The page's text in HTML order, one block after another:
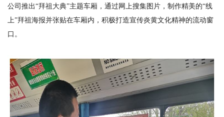
公司推出“拜祖大典”主题车厢，通过网上搜集图片，制作精美的“线
上”拜祖海报并张贴在车厢内，积极打造宣传炎黄文化精神的流动窗
口。